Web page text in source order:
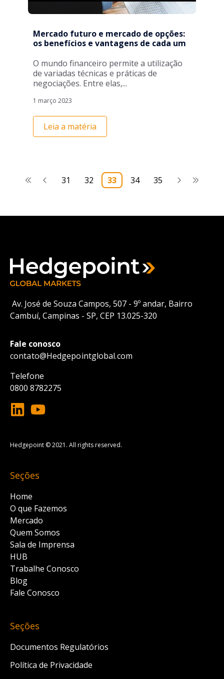
Mercado futuro e mercado de opções:
os benefícios e vantagens de cada um
O mundo financeiro permite a utilização
de variadas técnicas e práticas de
negociações. Entre elas,...
1 março 2023
Leia a matéria
31 32 33 34 35
Av. José de Souza Campos, 507 - 9º andar, Bairro
Cambuí, Campinas - SP, CEP 13.025-320
Fale conosco
contato@Hedgepointglobal.com
Telefone
0800 8782275
Hedgepoint © 2021. All rights reserved.
Seções
Home
O que Fazemos
Mercado
Quem Somos
Sala de Imprensa
HUB
Trabalhe Conosco
Blog
Fale Conosco
Seções
Documentos Regulatórios
Política de Privacidade